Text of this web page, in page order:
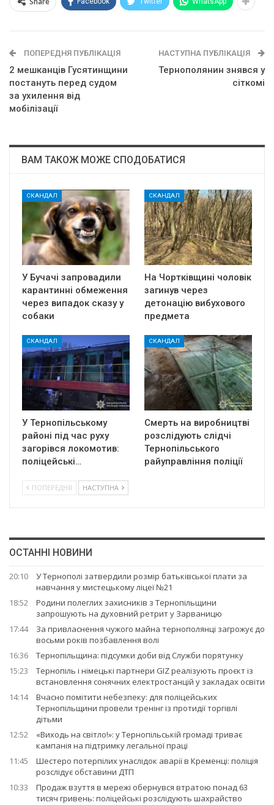
ПОПЕРЕДНЯ ПУБЛІКАЦІЯ
2 мешканців Гусятинщини
постануть перед судом
за ухилення від
мобілізації
НАСТУПНА ПУБЛІКАЦІЯ
Тернополянин знявся у
сіткомі
ВАМ ТАКОЖ МОЖЕ СПОДОБАТИСЯ
СКАНДАЛ
У Бучачі запровадили
карантинні обмеження
через випадок сказу у
собаки
СКАНДАЛ
На Чортківщині чоловік
загинув через
детонацію вибухового
предмета
СКАНДАЛ
У Тернопільському
районі під час руху
загорівся локомотив:
поліцейські…
СКАНДАЛ
Смерть на виробництві
розслідують слідчі
Тернопільського
райуправління поліції
ПОПЕРЕДНЯ НАСТУПНА
ОСТАННІ НОВИНИ
20:10
У Тернополі затвердили розмір батьківської плати за
навчання у мистецькому ліцеї №21
18:52
Родини полеглих захисників з Тернопільщини
запрошують на духовний ретрит у Зарваницю
17:44
За привласнення чужого майна тернополянці загрожує до
восьми років позбавлення волі
16:36
Тернопільщина: підсумки доби від Служби порятунку
15:23
Тернопіль і німецькі партнери GIZ реалізують проєкт із
встановлення сонячних електростанцій у закладах освіти
14:14
Вчасно помітити небезпеку: для поліцейських
Тернопільщини провели тренінг із протидії торгівлі
дітьми
12:52
«Виходь на світло!»: у Тернопільській громаді триває
кампанія на підтримку легальної праці
11:45
Шестеро потерпілих унаслідок аварії в Кременці: поліція
розслідує обставини ДТП
10:33
Продаж взуття в мережі обернувся втратою понад 63
тисяч гривень: поліцейські розслідують шахрайство